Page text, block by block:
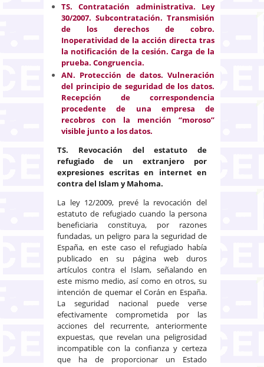
TS. Contratación administrativa. Ley
30/2007. Subcontratación. Transmisión
de los derechos de cobro.
Inoperatividad de la acción directa tras
la notificación de la cesión. Carga de la
prueba. Congruencia.
AN. Protección de datos. Vulneración
del principio de seguridad de los datos.
Recepción de correspondencia
procedente de una empresa de
recobros con la mención “moroso”
visible junto a los datos.
TS.
Revocación del estatuto de
refugiado de un extranjero por
expresiones escritas en internet en
contra del Islam y Mahoma.
La ley 12/2009, prevé la revocación del
estatuto de refugiado cuando la persona
beneficiaria constituya, por razones
fundadas, un peligro para la seguridad de
España, en este caso el refugiado había
publicado en su página web duros
artículos contra el Islam, señalando en
este mismo medio, así como en otros, su
intención de quemar el Corán en España.
La seguridad nacional puede verse
efectivamente comprometida por las
acciones del recurrente, anteriormente
expuestas, que revelan una peligrosidad
incompatible con la confianza y certeza
que ha de proporcionar un Estado